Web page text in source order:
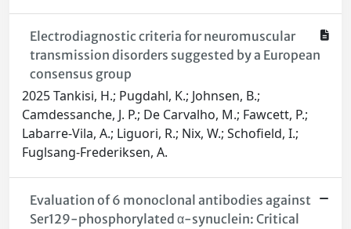
Electrodiagnostic criteria for neuromuscular
transmission disorders suggested by a European
consensus group
2025 Tankisi, H.; Pugdahl, K.; Johnsen, B.;
Camdessanche, J. P.; De Carvalho, M.; Fawcett, P.;
Labarre-Vila, A.; Liguori, R.; Nix, W.; Schofield, I.;
Fuglsang-Frederiksen, A.
Evaluation of 6 monoclonal antibodies against
Ser129-phosphorylated α-synuclein: Critical